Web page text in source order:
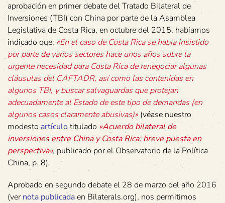
aprobación en primer debate del Tratado Bilateral de
Inversiones (TBI) con China por parte de la Asamblea
Legislativa de Costa Rica, en octubre del 2015, habíamos
indicado que: «En el caso de Costa Rica se había insistido
por parte de varios sectores hace unos años sobre la
urgente necesidad para Costa Rica de renegociar algunas
cláusulas del CAFTADR, así como las contenidas en
algunos TBI, y buscar salvaguardas que protejan
adecuadamente al Estado de este tipo de demandas (en
algunos casos claramente abusivas)» (véase nuestro
modesto artículotitulado «Acuerdo bilateral de
inversiones entre China y Costa Rica: breve puesta en
perspectiva», publicado por el Observatorio de la Política
China, p. 8).
Aprobado en segundo debate el 28 de marzo del año 2016
(vernota publicadaen Bilaterals.org), nos permitimos